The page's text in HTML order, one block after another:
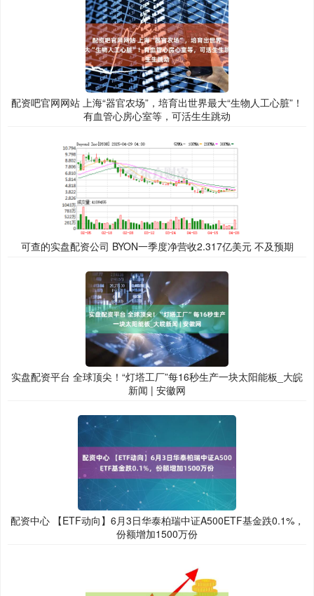
配资吧官网网站 上海“器官农场”，培育出世界最大“生物人工心脏”！
有血管心房心室等，可活生生跳动
可查的实盘配资公司 BYON一季度净营收2.317亿美元 不及预期
实盘配资平台 全球顶尖！“灯塔工厂”每16秒生产一块太阳能板_大皖
新闻 | 安徽网
配资中心 【ETF动向】6月3日华泰柏瑞中证A500ETF基金跌0.1%，
份额增加1500万份